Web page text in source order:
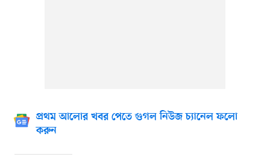
প্রথম আলোর খবর পেতে গুগল নিউজ চ্যানেল ফলো
করুন